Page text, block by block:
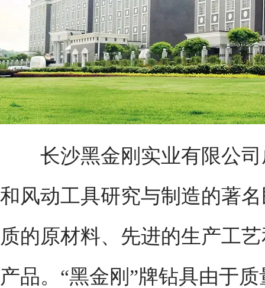
长沙黑金刚实业有限公司
和风动工具研究与制造的著
质的原材料、先进的生产工
产品。“黑金刚”牌钻具由于